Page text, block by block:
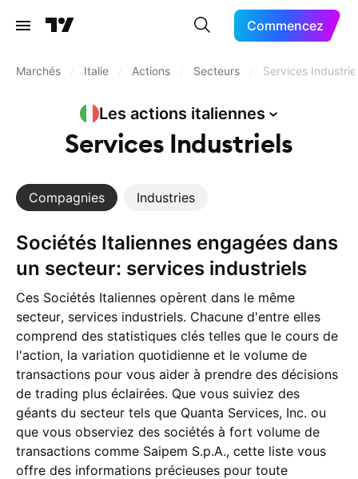
Commencez
Marchés Italie Actions Secteurs Services
Les actions italiennes
Services Industriels
Compagnies Industries
Sociétés Italiennes engagées dans
un secteur: services industriels
Ces Sociétés Italiennes opèrent dans le même
secteur, services industriels. Chacune d'entre elles
comprend des statistiques clés telles que le cours de
l'action, la variation quotidienne et le volume de
transactions pour vous aider à prendre des décisions
de trading plus éclairées. Que vous suiviez des
géants du secteur tels que Quanta Services, Inc. ou
que vous observiez des sociétés à fort volume de
transactions comme Saipem S.p.A., cette liste vous
offre des informations précieuses pour toute